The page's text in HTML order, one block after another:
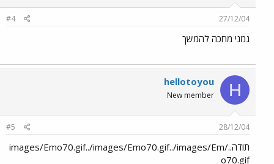
27/12/04
#4
גמני מחכה להמשך
H
hellotoyou
New member
28/12/04
#5
תודה../images/Emo70.gif../images/Emo70.gif../images/Em
o70.gif